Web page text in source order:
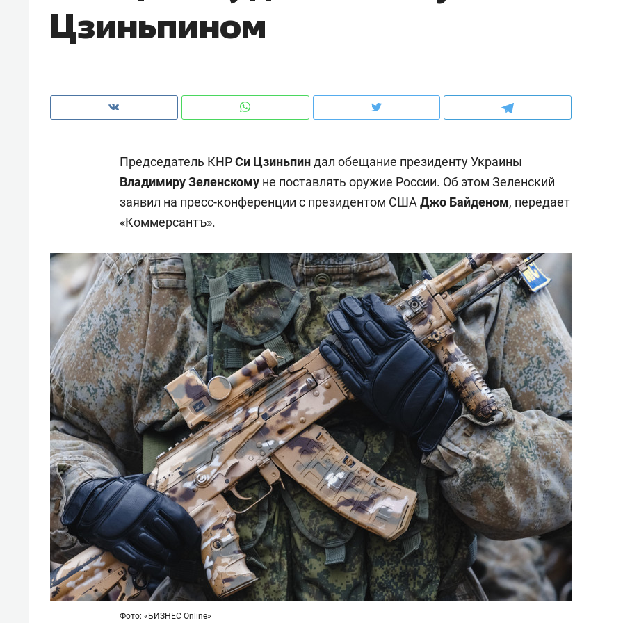
Цзиньпином
Председатель КНРСи Цзиньпиндал обещание президенту Украины
Владимиру Зеленскому не поставлять оружие России. Об этом Зеленский
заявил на пресс-конференции с президентом США Джо Байденом, передает
«Коммерсантъ».
Фото: «БИЗНЕС Online»
чем интересен Оман?
Рекомендуем
Оставить шум за волной: как
строят тишину в казанском
ЖК «Заря»
Рекомендуем
Психотерапевт «Фороса»:
«Директорский невроз» –
когда человек не считает
свою сверхнагрузку
стрессом»
Рекомендуем
Дизайнер-прораб
Наседкина: «Ремонт
с мебелью за 2
для меня это